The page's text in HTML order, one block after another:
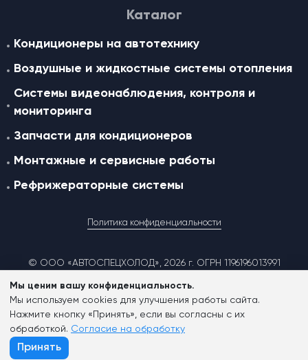
Заказать консультацию
Каталог
Кондиционеры на автотехнику
Воздушные и жидкостные cистемы отопления
Системы видеонаблюдения, контроля и
мониторинга
Запчасти для кондиционеров
Монтажные и сервисные работы
Рефрижераторные системы
© ООО «АВТОСПЕЦХОЛОД», 2026 г. ОГРН 1196196013991
Политика конфиденциальности
Согласие на обработку персональных данных
Мы ценим вашу конфиденциальность.
Мы используем cookies для улучшения работы сайта.
Нажмите кнопку «Принять», если вы согласны с их
обработкой. Согласие на обработку
Принять